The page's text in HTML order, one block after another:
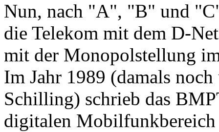
Nun, nach "A", "B" und
die Telekom mit dem D-
mit der Monopolstellung
Im Jahr 1989 (damals
Schilling) schrieb das
digitalen Mobilfunkbereich